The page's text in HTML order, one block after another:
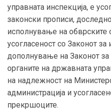
управната инспекција, е
законски прописи,
исполнување на обврските
усогласеност со Законот
дополнување на Законот за
органите на државната
на надлежност на
администрација и
прекршоците.